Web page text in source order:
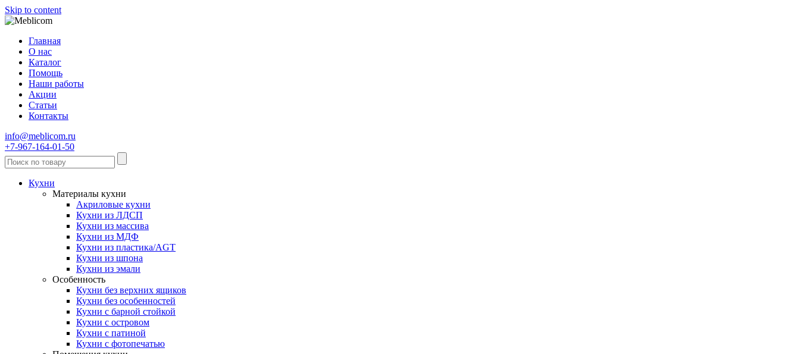
Skip to content
Главная
О нас
Каталог
Помощь
Наши работы
Акции
Статьи
Контакты
info@meblicom.ru
+7-967-164-01-50
Кухни
Материалы кухни
Акриловые кухни
Кухни из ЛДСП
Кухни из массива
Кухни из МДФ
Кухни из пластика/AGT
Кухни из шпона
Кухни из эмали
Особенность
Кухни без верхних ящиков
Кухни без особенностей
Кухни с барной стойкой
Кухни с островом
Кухни с патиной
Кухни с фотопечатью